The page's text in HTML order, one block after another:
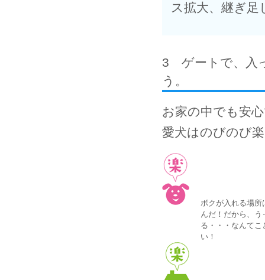
ス拡大、継ぎ
3 ゲートで、入
う。
お家の中でも安
愛犬はのびのび
ボクが入れる場所
んだ！だから、
る・・・なんて
い！